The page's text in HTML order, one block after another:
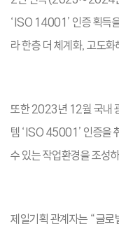
‘ISO 14001’ 인증 획득
라 한층 더 체계화, 고도
또한 2023년 12월 국내
템 ‘ISO 45001’ 인증을
수 있는 작업환경을 조성
제일기획 관계자는 “글로